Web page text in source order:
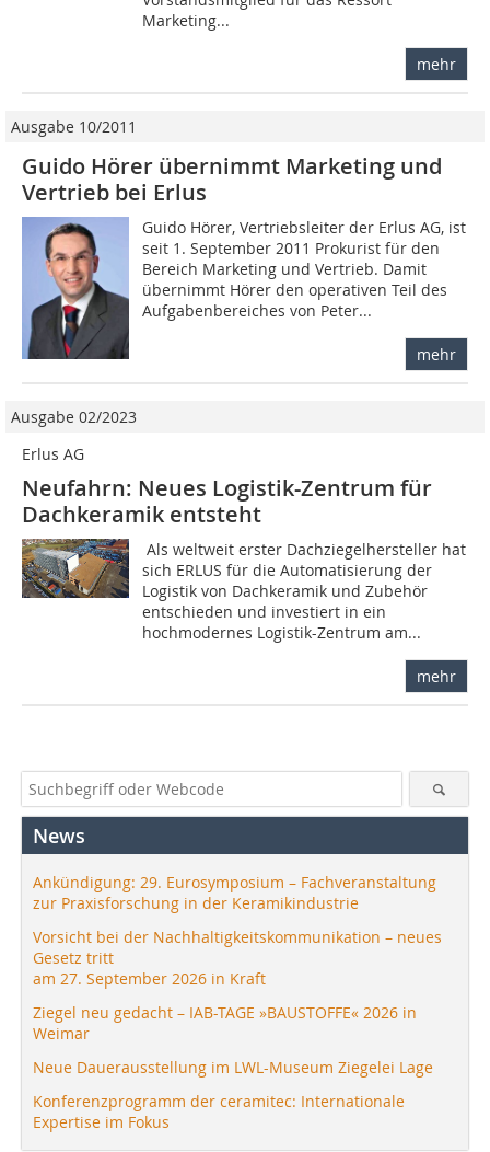
Marketing...
mehr
Ausgabe 10/2011
Guido Hörer übernimmt Marketing und
Vertrieb bei Erlus
Guido Hörer, Vertriebsleiter der Erlus AG, ist
seit 1. September 2011 Prokurist für den
Bereich Marketing und Vertrieb. Damit
übernimmt Hörer den operativen Teil des
Aufgabenbereiches von Peter...
mehr
Ausgabe 02/2023
Erlus AG
Neufahrn: Neues Logistik-Zentrum für
Dachkeramik entsteht
Als weltweit erster Dachziegelhersteller hat
sich ERLUS für die Automatisierung der
Logistik von Dachkeramik und Zubehör
entschieden und investiert in ein
hochmodernes Logistik-Zentrum am...
mehr
News
Ankündigung: 29. Eurosymposium – Fachveranstaltung
zur Praxisforschung in der Keramikindustrie
Vorsicht bei der Nachhaltigkeitskommunikation – neues
Gesetz tritt
am 27. September 2026 in Kraft
Ziegel neu gedacht – IAB-TAGE »BAUSTOFFE« 2026 in
Weimar
Neue Dauerausstellung im LWL-Museum Ziegelei Lage
Konferenzprogramm der ceramitec: Internationale
Expertise im Fokus